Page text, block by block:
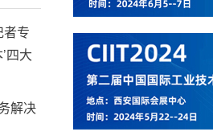
专
四大
解决